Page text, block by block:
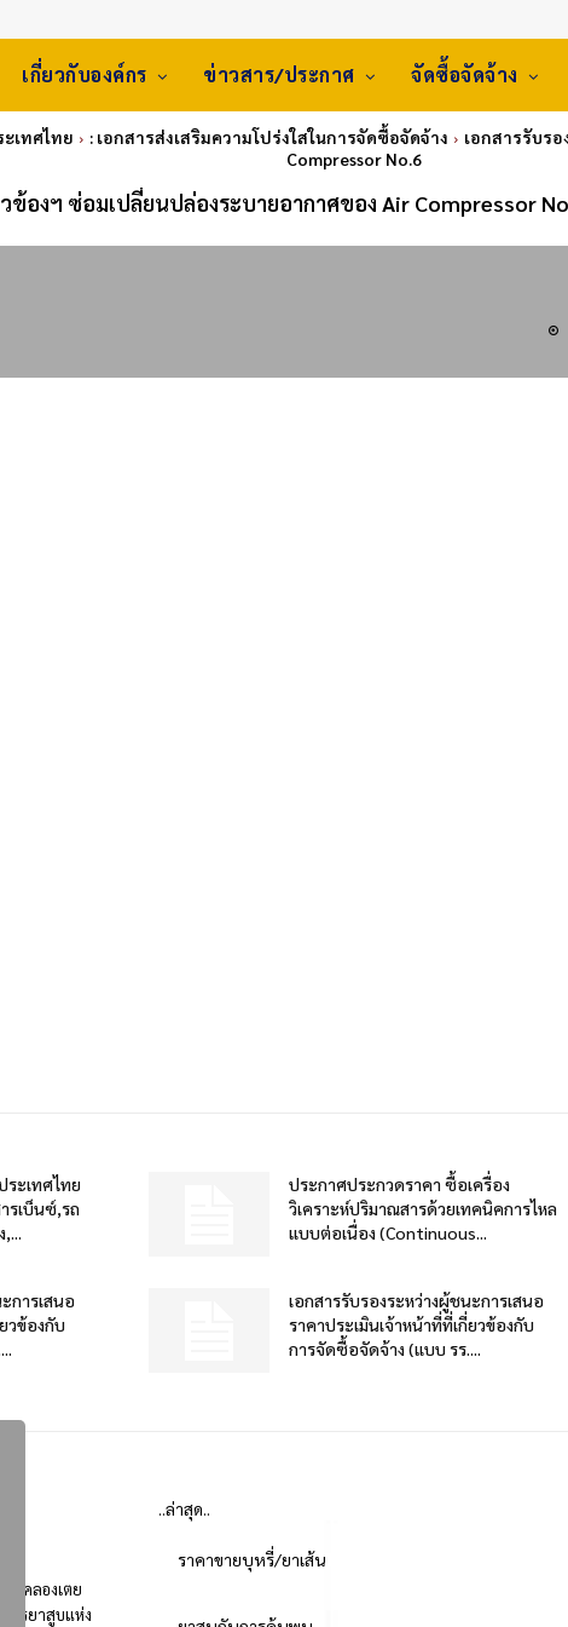
เกี่ยวกับองค์กร ข่าวสาร/ประกาศ จัดซื้อจัดจ้าง
เทศไทย : เอกสารส่งเสริมความโปร่งใสในการจัดซื้อจัดจ้าง
เอกสารรับร
Compressor No.6
วข้องฯ ซ่อมเปลี่ยนปล่องระบายอากาศของ Air Compressor
ะเทศไทย
รเบ็นซ์,รถ
ประกาศประกวดราคา ซื้อเครื่อง
วิเคราะห์ปริมาณสารด้วยเทคนิคการไหล
แบบต่อเนื่อง (Continuous...
การเสนอ
วข้องกับ
เอกสารรับรองระหว่างผู้ชนะการเสนอ
ราคาประเมินเจ้าหน้าที่ที่เกี่ยวข้องกับ
การจัดซื้อจัดจ้าง (แบบ รร....
ตคลองเตย
การยาสูบแห่ง
..ล่าสุด..
ราคาขายบุหรี่/ยาเส้น